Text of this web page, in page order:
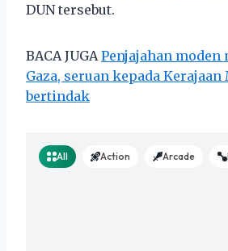
DUN tersebut.
BACA JUGA Penjajahan moden
Gaza, seruan kepada
bertindak